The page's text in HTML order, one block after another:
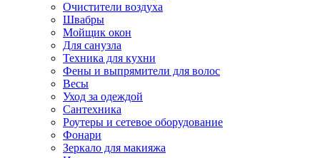
Очистители воздуха
Швабры
Мойщик окон
Для санузла
Техника для кухни
Фены и выпрямители для волос
Весы
Уход за одеждой
Сантехника
Роутеры и сетевое оборудование
Фонари
Зеркало для макияжа